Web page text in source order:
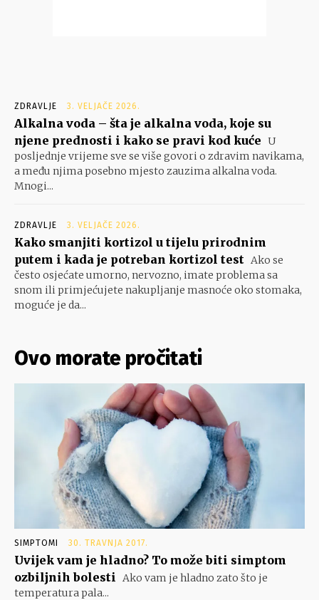
ZDRAVLJE 3. VELJAČE 2026.
Alkalna voda – šta je alkalna voda, koje su
njene prednosti i kako se pravi kod kuće U
posljednje vrijeme sve se više govori o zdravim navikama,
a među njima posebno mjesto zauzima alkalna voda.
Mnogi...
ZDRAVLJE 3. VELJAČE 2026.
Kako smanjiti kortizol u tijelu prirodnim
putem i kada je potreban kortizol test Ako se
često osjećate umorno, nervozno, imate problema sa
snom ili primjećujete nakupljanje masnoće oko stomaka,
moguće je da...
Ovo morate pročitati
SIMPTOMI 30. TRAVNJA 2017.
Uvijek vam je hladno? To može biti simptom
ozbiljnih bolesti
Ako vam je hladno zato što je
temperatura pala...